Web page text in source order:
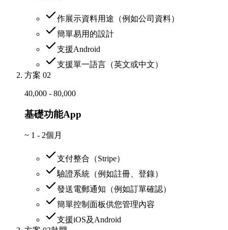
作展示資料用途（例如公司資料）
簡單易用的設計
支援Android
支援單一語言（英文或中文）
方案 02
40,000 - 80,000
基礎功能App
~ 1 - 2個月
支付整合（Stripe）
驗證系統（例如註冊、登錄）
發送電郵通知（例如訂單確認）
簡單控制面板供您管理內容
支援iOS及Android